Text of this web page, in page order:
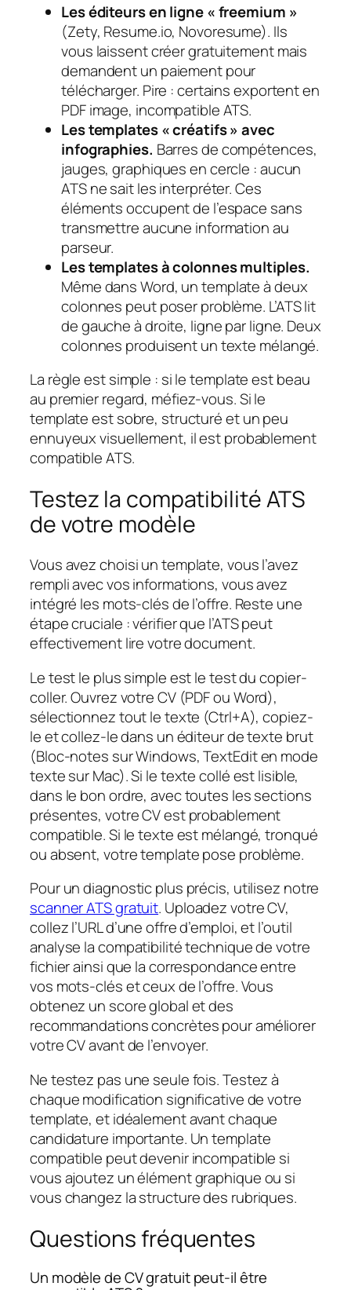
Les éditeurs en ligne « freemium »
(Zety, Resume.io, Novoresume). Ils
vous laissent créer gratuitement mais
demandent un paiement pour
télécharger. Pire : certains exportent en
PDF image, incompatible ATS.
Les templates « créatifs » avec
infographies. Barres de compétences,
jauges, graphiques en cercle : aucun
ATS ne sait les interpréter. Ces
éléments occupent de l’espace sans
transmettre aucune information au
parseur.
Les templates à colonnes multiples.
Même dans Word, un template à deux
colonnes peut poser problème. L’ATS lit
de gauche à droite, ligne par ligne. Deux
colonnes produisent un texte mélangé.
La règle est simple : si le template est beau
au premier regard, méfiez-vous. Si le
template est sobre, structuré et un peu
ennuyeux visuellement, il est probablement
compatible ATS.
Testez la compatibilité ATS
de votre modèle
Vous avez choisi un template, vous l’avez
rempli avec vos informations, vous avez
intégré les mots-clés de l’offre. Reste une
étape cruciale : vérifier que l’ATS peut
effectivement lire votre document.
Le test le plus simple est le test du copier-
coller. Ouvrez votre CV (PDF ou Word),
sélectionnez tout le texte (Ctrl+A), copiez-
le et collez-le dans un éditeur de texte brut
(Bloc-notes sur Windows, TextEdit en mode
texte sur Mac). Si le texte collé est lisible,
dans le bon ordre, avec toutes les sections
présentes, votre CV est probablement
compatible. Si le texte est mélangé, tronqué
ou absent, votre template pose problème.
Pour un diagnostic plus précis, utilisez notre
scanner ATS gratuit. Uploadez votre CV,
collez l’URL d’une offre d’emploi, et l’outil
analyse la compatibilité technique de votre
fichier ainsi que la correspondance entre
vos mots-clés et ceux de l’offre. Vous
obtenez un score global et des
recommandations concrètes pour améliorer
votre CV avant de l’envoyer.
Ne testez pas une seule fois. Testez à
chaque modification significative de votre
template, et idéalement avant chaque
candidature importante. Un template
compatible peut devenir incompatible si
vous ajoutez un élément graphique ou si
vous changez la structure des rubriques.
Questions fréquentes
Un modèle de CV gratuit peut-il être